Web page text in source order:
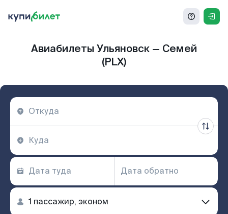
Авиабилеты Ульяновск — Семей
(PLX)